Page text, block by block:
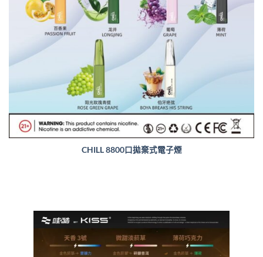
CHILL 8800口拋棄式電子煙